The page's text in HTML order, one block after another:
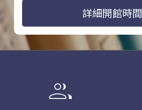
詳細開館時間
group